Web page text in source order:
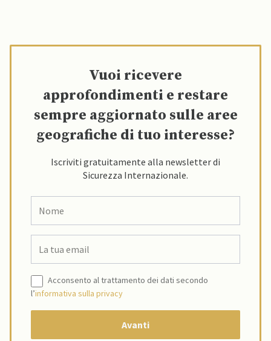
Vuoi ricevere
approfondimenti e restare
sempre aggiornato sulle aree
geografiche di tuo interesse?
Iscriviti gratuitamente alla newsletter di
Sicurezza Internazionale.
Acconsento al trattamento dei dati secondo
l’informativa sulla privacy